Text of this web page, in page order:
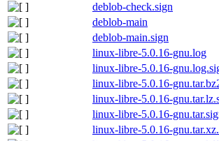
deblob-check.sign
deblob-main
deblob-main.sign
linux-libre-5.0.16-gnu.log
linux-libre-5.0.16-
linux-libre-5.0.16-
linux-libre-5.0.16-
linux-libre-5.0.16-
linux-libre-5.0.16-